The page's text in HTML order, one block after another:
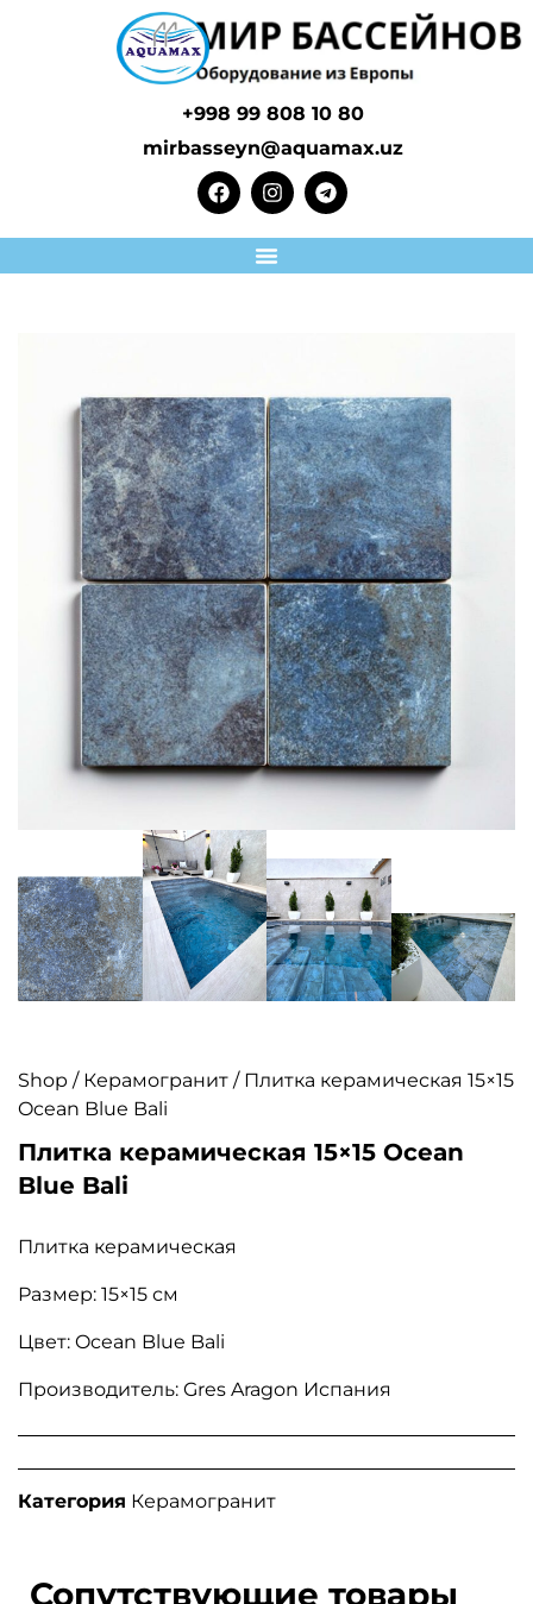
+998 99 808 10 80
mirbasseyn@aquamax.uz
Shop / Керамогранит / Плитка керамическая 15×15
Ocean Blue Bali
Плитка керамическая 15×15 Ocean
Blue Bali
Плитка керамическая
Размер: 15×15 см
Цвет: Ocean Blue Bali
Производитель: Gres Aragon Испания
Категория Керамогранит
Сопутствующие товары